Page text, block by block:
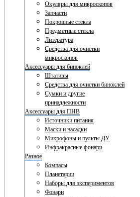
Окуляры для микроскопов
Запчасти
Покровные стекла
Предметные стекла
Литература
Средства для очистки
микроскопов
Аксессуары для биноклей
Штативы
Средства для очистки биноклей
Сумки и другие
принадлежности
Аксессуары для ПНВ
Источники питания
Маски и насадки
Микрофоны и пульты ДУ
Инфракрасные фонари
Разное
Компасы
Планетарии
Наборы для экспериментов
Фонари